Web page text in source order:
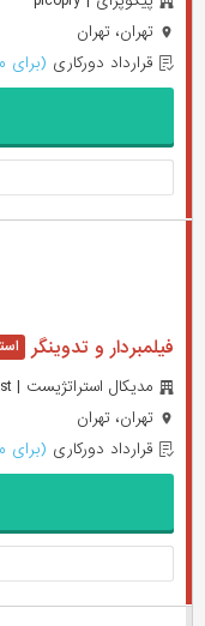
تهران، تهران
قرارداد دورکاری (برای
فیلمبردار و تدوینگر
مدیکال استراتژیست | Medical Strategist
تهران، تهران
قرارداد دورکاری (برای